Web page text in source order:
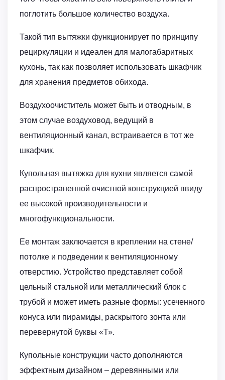
поглотить большое количество воздуха.
Такой тип вытяжки функционирует по принципу
рециркуляции и идеален для малогабаритных
кухонь, так как позволяет использовать шкафчик
для хранения предметов обихода.
Воздухоочиститель может быть и отводным, в
этом случае воздуховод, ведущий в
вентиляционный канал, встраивается в тот же
шкафчик.
Купольная вытяжка для кухни является самой
распространенной очистной конструкцией ввиду
ее высокой производительности и
многофункциональности.
Ее монтаж заключается в креплении на стене/
потолке и подведении к вентиляционному
отверстию. Устройство представляет собой
цельный стальной или металлический блок с
трубой и может иметь разные формы: усеченного
конуса или пирамиды, раскрытого зонта или
перевернутой буквы «Т».
Купольные конструкции часто дополняются
эффектным дизайном – деревянными или